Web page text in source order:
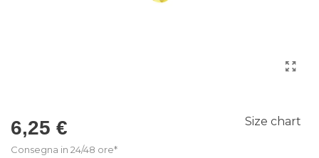
6,25 €
Consegna in 24/48 ore*
Size chart